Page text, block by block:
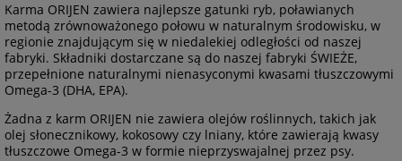
Karma ORIJEN zawiera najlepsze gatunki ryb, poławianych
metodą zrównoważonego połowu w naturalnym środowisku, w
regionie znajdującym się w niedalekiej odległości od naszej
fabryki. Składniki dostarczane są do naszej fabryki ŚWIEŻE,
przepełnione naturalnymi nienasyconymi kwasami tłuszczowymi
Omega-3 (DHA, EPA).
Żadna z karm ORIJEN nie zawiera olejów roślinnych, takich jak
olej słonecznikowy, kokosowy czy lniany, które zawierają kwasy
tłuszczowe Omega-3 w formie nieprzyswajalnej przez psy.